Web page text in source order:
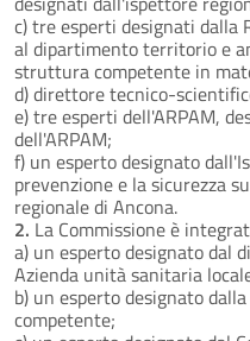
c) tre esperti designati dalla
al dipartimento territorio e
struttura competente in
d) direttore tecnico-
e) tre esperti dell'ARPAM,
dell'ARPAM;
f) un esperto designato
prevenzione e la sicurezza
regionale di Ancona.
2. La Commissione è
a) un esperto designato dal
Azienda unità sanitaria
b) un esperto designato
competente;